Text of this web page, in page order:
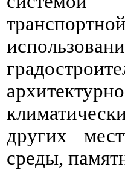
других
среды,